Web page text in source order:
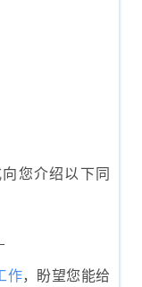
您介绍以下同
作，盼望您能给